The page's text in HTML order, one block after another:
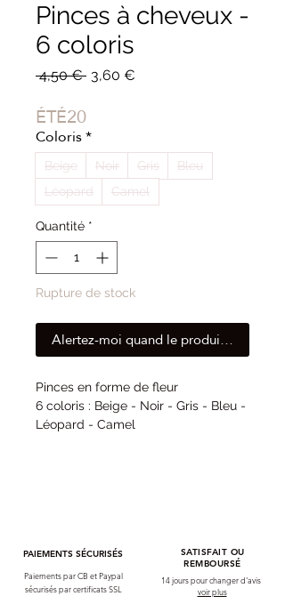
Pinces à cheveux -
6 coloris
4,50 € Prix
3,60 €
ÉTÉ20
Coloris*
Beige Noir Gris
Bleu
Léopard
Camel
Quantité *
Rupture de stock
Alertez-moi quand le produit est
Pinces en forme de fleur
6 coloris : Beige - Noir - Gris - Bleu -
Léopard - Camel
PAIEMENTS SÉCURISÉS
Paiements par CB et Paypal
sécurisés par certificats SSL
SATISFAIT OU
REMBOURSÉ
14 jours pour changer d'avis
voir plus